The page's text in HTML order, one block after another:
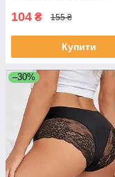
104 ₴ 155 ₴
Купити
–30%